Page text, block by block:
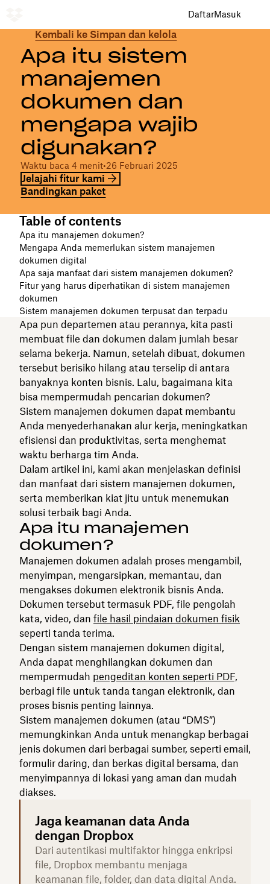
DaftarMasuk
Kembali ke Simpan dan kelola
Apa itu sistem
manajemen
dokumen dan
mengapa wajib
digunakan?
Waktu baca 4 menit•26 Februari 2025
Jelajahi fitur kami
Bandingkan paket
Table of contents
Apa itu manajemen dokumen?
Mengapa Anda memerlukan sistem manajemen
dokumen digital
Apa saja manfaat dari sistem manajemen dokumen?
Fitur yang harus diperhatikan di sistem manajemen
dokumen
Sistem manajemen dokumen terpusat dan terpadu
Apa pun departemen atau perannya, kita pasti
membuat file dan dokumen dalam jumlah besar
selama bekerja. Namun, setelah dibuat, dokumen
tersebut berisiko hilang atau terselip di antara
banyaknya konten bisnis. Lalu, bagaimana kita
bisa mempermudah pencarian dokumen?
Sistem manajemen dokumen dapat membantu
Anda menyederhanakan alur kerja, meningkatkan
efisiensi dan produktivitas, serta menghemat
waktu berharga tim Anda.
Dalam artikel ini, kami akan menjelaskan definisi
dan manfaat dari sistem manajemen dokumen,
serta memberikan kiat jitu untuk menemukan
solusi terbaik bagi Anda.
Apa itu manajemen
dokumen?
Manajemen dokumen adalah proses mengambil,
menyimpan, mengarsipkan, memantau, dan
mengakses dokumen elektronik bisnis Anda.
Dokumen tersebut termasuk PDF, file pengolah
kata, video, dan file hasil pindaian dokumen fisik
seperti tanda terima.
Dengan sistem manajemen dokumen digital,
Anda dapat menghilangkan dokumen dan
mempermudah pengeditan konten seperti PDF,
berbagi file untuk tanda tangan elektronik, dan
proses bisnis penting lainnya.
Sistem manajemen dokumen (atau “DMS”)
memungkinkan Anda untuk menangkap berbagai
jenis dokumen dari berbagai sumber, seperti email,
formulir daring, dan berkas digital bersama, dan
menyimpannya di lokasi yang aman dan mudah
diakses.
Jaga keamanan data Anda
dengan Dropbox
Dari autentikasi multifaktor hingga enkripsi
file, Dropbox membantu menjaga
keamanan file, folder, dan data digital Anda.